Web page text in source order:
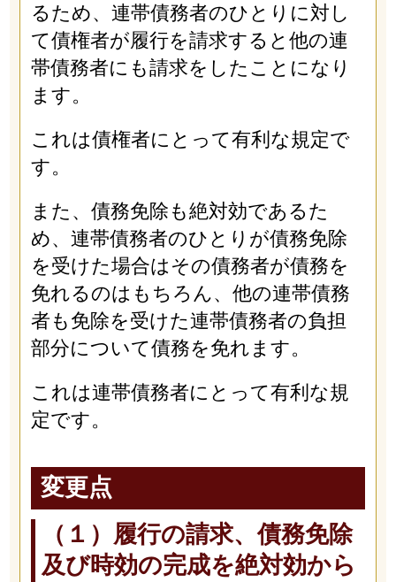
るため、連帯債務者のひとりに対し
て債権者が履行を請求すると他の連
帯債務者にも請求をしたことになり
ます。
これは債権者にとって有利な規定で
す。
また、債務免除も絶対効であるた
め、連帯債務者のひとりが債務免除
を受けた場合はその債務者が債務を
免れるのはもちろん、他の連帯債務
者も免除を受けた連帯債務者の負担
部分について債務を免れます。
これは連帯債務者にとって有利な規
定です。
変更点
（１）履行の請求、債務免除
及び時効の完成を絶対効から